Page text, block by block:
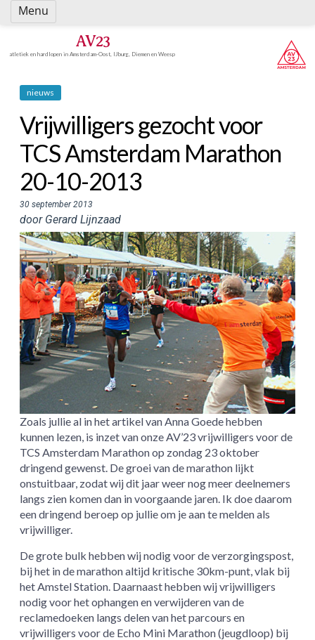
Spring
naar
AV23
atletiek en hardlopen in Amsterdam-Oost, IJburg, Diemen en Weesp
nieuws
Vrijwilligers gezocht voor
TCS Amsterdam Marathon
20-10-2013
30 september 2013
door Gerard Lijnzaad
Zoals jullie al in het artikel van Anna Goede hebben
kunnen lezen, is inzet van onze AV’23 vrijwilligers voor de
TCS Amsterdam Marathon op zondag 23 oktober
dringend gewenst. De groei van de marathon lijkt
onstuitbaar, zodat wij dit jaar weer nog meer deelnemers
langs zien komen dan in voorgaande jaren. Ik doe daarom
een dringend beroep op jullie om je aan te melden als
vrijwilliger.
De grote bulk hebben wij nodig voor de verzorgingspost,
bij het in de marathon altijd kritische 30km-punt, vlak bij
het Amstel Station. Daarnaast hebben wij vrijwilligers
nodig voor het ophangen en verwijderen van de
reclamedoeken langs delen van het parcours en
vrijwilligers voor de Echo Mini Marathon (jeugdloop) bij
Menu